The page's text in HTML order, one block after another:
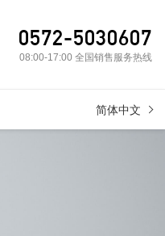
0572-5030607
08:00-17:00 全国销售服务热线
简体中文